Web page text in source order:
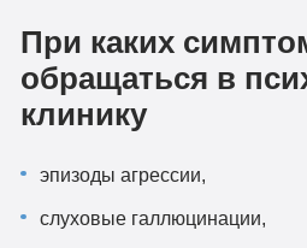
При каких
обращаться в
клинику
эпизоды агрессии,
слуховые галлюцинации,